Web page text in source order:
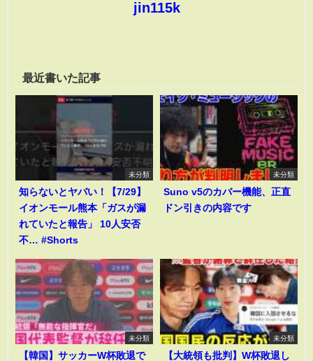
jin115k
最近書いた記事
未分類
知らないとヤバい！【7/29】
イオンモール熊本「ガスが漏
れていたと報告」 10人安否
不… #Shorts
未分類
Suno v5のカバー機能、正直
ドン引きの内容です
未分類
【韓国】サッカーW杯敗退で
未分類
【大統領も批判】W杯敗退し